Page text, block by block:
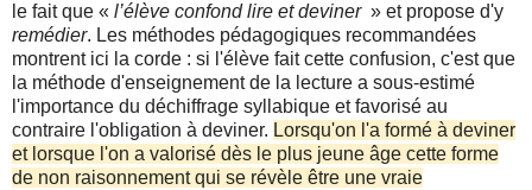
le fait que « l’élève confond lire et deviner» et propose d'y
remédier. Les méthodes pédagogiques recommandées
montrent ici la corde : si l'élève fait cette confusion, c'est que
la méthode d'enseignement de la lecture a sous-estimé
l'importance du déchiffrage syllabique et favorisé au
contraire l'obligation à deviner. Lorsqu'on l'a formé à deviner
et lorsque l'on a valorisé dès le plus jeune âge cette forme
de non raisonnement qui se révèle être une vraie